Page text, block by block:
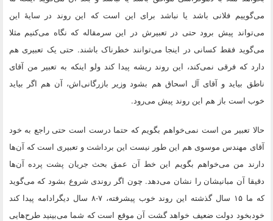
می‌گوییم فلانی باشد یا نباشد برای این است که این روند در سایهٔ این
می‌تواند پیش برود حتی در تعبیرش در این سرمقاله که نگاه می‌کنیم مثلا
می‌گوید فقط کسانی در اینجا می‌توانند خطرناک باشند. حتی یک تعبیری هم
دارد که فرقی نمی‌کند، این روند ریشه پیدا کند ولو اینکه به تعبیر من آقای
ناطق بیاید و آقای آل اسحاق هم بشود وزیر بازرگانی‌اش، آن هم اگر بیاید
خوب است باز هم این روند پیش می‌رود.
حالا تعبیر من است نمی‌خواهم بگویم که حتما درست است حتی راجع به خود
آقای مهندس موسوی هم این طور نیست این برداشت و تعبیری است که آن‌ها
دارند من می‌خواهم بگویم این خط آن عمق بحث جریان پشت پرده آن‌ها
دقیقا آن مبانیشان را نشان می‌دهد. چون اگر روندی شروع بشود که می‌گوید
که ما ۱۵ سال گذشته این روند خوب پیشرفته، ۷-۸ سال دیگرادامه پیدا کند
خودبخود دولت ضعیف خواهد گشت آن موقع است که شما می‌بینید طرح‌هایی